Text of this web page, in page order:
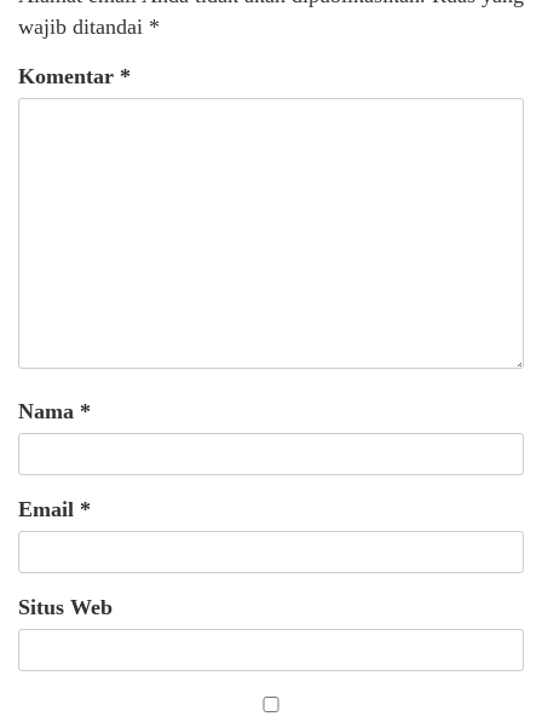
wajib ditandai *
Komentar *
Nama *
Email *
Situs Web